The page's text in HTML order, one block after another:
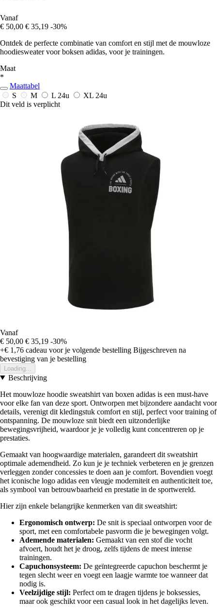
Vanaf
€ 50,00 € 35,19 -30%
Ontdek de perfecte combinatie van comfort en stijl met de mouwloze
hoodiesweater voor boksen adidas, voor je trainingen.
Maat
*
Maattabel
S
M L 24u XL 24u
Dit veld is verplicht
Vanaf
€ 50,00 € 35,19 -30%
+€ 1,76 cadeau voor je volgende bestelling Bijgeschreven na
bevestiging van je bestelling
Loading...
Beschrijving
Het mouwloze hoodie sweatshirt van boxen adidas is een must-have
voor elke fan van deze sport. Ontworpen met bijzondere aandacht voor
details, verenigt dit kledingstuk comfort en stijl, perfect voor training of
ontspanning. De mouwloze snit biedt een uitzonderlijke
bewegingsvrijheid, waardoor je je volledig kunt concentreren op je
prestaties.
Gemaakt van hoogwaardige materialen, garandeert dit sweatshirt
optimale ademendheid. Zo kun je je techniek verbeteren en je grenzen
verleggen zonder concessies te doen aan je comfort. Bovendien voegt
het iconische logo adidas een vleugje moderniteit en authenticiteit toe,
als symbool van betrouwbaarheid en prestatie in de sportwereld.
Hier zijn enkele belangrijke kenmerken van dit sweatshirt:
Ergonomisch ontwerp: De snit is speciaal ontworpen voor de
sport, met een comfortabele pasvorm die je bewegingen volgt.
Ademende materialen: Gemaakt van een stof die vocht
afvoert, houdt het je droog, zelfs tijdens de meest intense
trainingen.
Capuchonsysteem: De geïntegreerde capuchon beschermt je
tegen slecht weer en voegt een laagje warmte toe wanneer dat
nodig is.
Veelzijdige stijl: Perfect om te dragen tijdens je boksessies,
maar ook geschikt voor een casual look in het dagelijks leven.